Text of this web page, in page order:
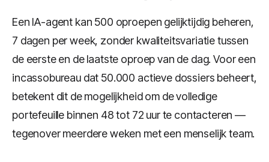
Een IA-agent kan 500 oproepen gelijktijdig beheren,
7 dagen per week, zonder kwaliteitsvariatie tussen
de eerste en de laatste oproep van de dag. Voor een
incassobureau dat 50.000 actieve dossiers beheert,
betekent dit de mogelijkheid om de volledige
portefeuille binnen 48 tot 72 uur te contacteren —
tegenover meerdere weken met een menselijk team.